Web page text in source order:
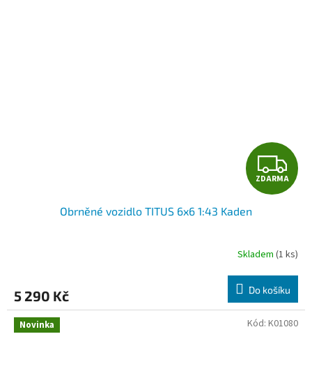
Z
D
R
M
A
ZDARMA
Obrněné vozidlo TITUS 6x6 1:43 Kaden
Skladem (1 ks)
5 290 Kč Do košíku
Novinka Kód: K01080